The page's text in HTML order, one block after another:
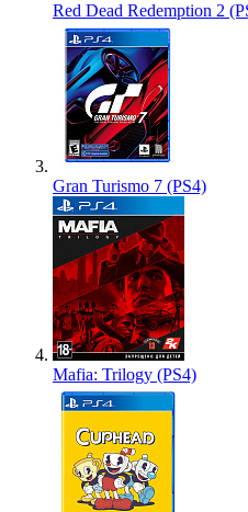
Red Dead Redemption 2
Gran Turismo 7 (PS4)
Mafia: Trilogy (PS4)